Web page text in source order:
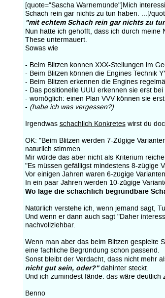
[quote="Sascha Warnemünde"]Mich
Schach rein gar nichts zu tun haben. ...[/
"mit echtem Schach rein gar nichts zu
Nun hatte ich gehofft, dass ich durch meine
These untermauert.
Sowas wie
- Beim Blitzen können XXX-Stellungen im
- Beim Blitzen können die Engines Technik
- Beim Blitzen erkennen die Engines
- Das positionelle UUU erkennen sie erst
- womöglich: einen Plan VVV können sie
- (habe ich was vergessen?)
Irgendwas schachlich Konkreteswirst du
OK: "Beim Blitzen werden 7-Zügige
natürlich stimmen.
Mir würde das aber nicht als Kriterium
"Es müssen gefälligst mindestens 8-zügige
Vor einigen Jahren waren 6-zügige
In ein paar Jahren werden 10-zügige
Wo läge die schachlich begründbare
Natürlich verstehe ich, wenn jemand sagt,
Und wenn er dann auch sagt "Daher
nachvollziehbar.
Wenn man aber das beim Blitzen gespielte
eine fachliche Begründung schon passend.
Sonst bleibt der Verdacht, dass nicht mehr
nicht gut sein, oder?"dahinter steckt.
Und ich zumindest fände: das wäre deutlich
Benno